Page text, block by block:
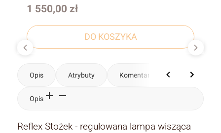
Cena
1 550,00 zł
DO KOSZYKA
Opis Atrybuty Komentarze
Opis
Reflex Stożek - regulowana lampa wisząca